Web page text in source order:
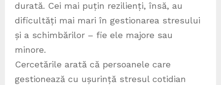
durată. Cei mai puțin rezilienți, însă, au
dificultăți mai mari în gestionarea stresului
și a schimbărilor – fie ele majore sau
minore.
Cercetările arată că persoanele care
gestionează cu ușurință stresul cotidian